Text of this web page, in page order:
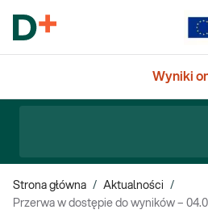
Wyniki
Strona główna / Aktualności
/
Przerwa w dostępie do wyników –